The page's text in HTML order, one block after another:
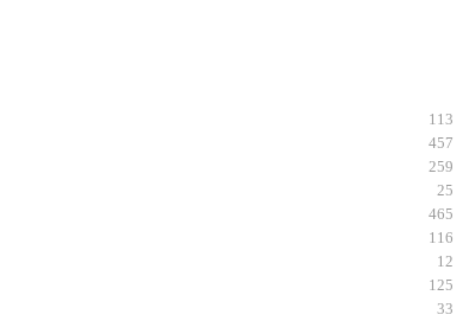
113
457
259
25
465
116
12
125
33